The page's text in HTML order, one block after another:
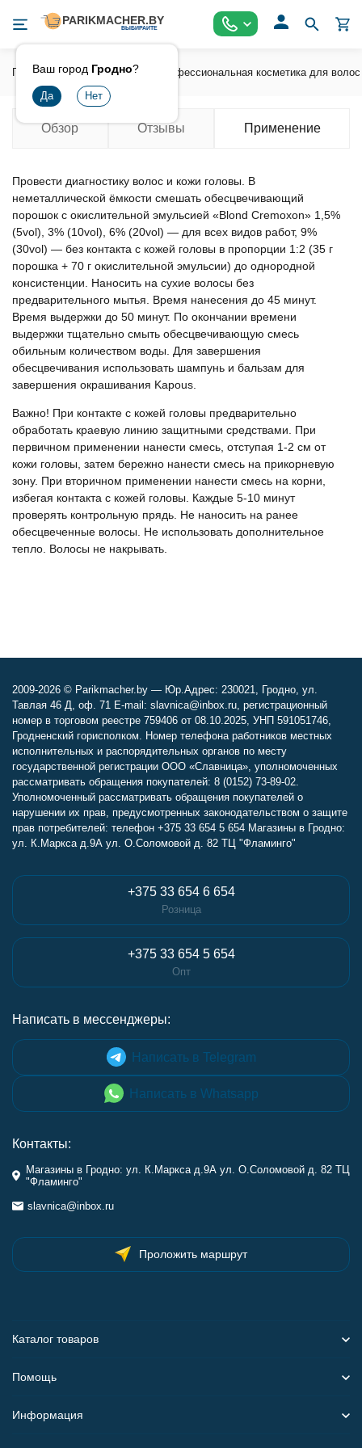
Ваш город Гродно?
Главная Косметика Профессиональная косметика для волос
Обзор Отзывы Применение
Провести диагностику волос и кожи головы. В
неметаллической ёмкости смешать обесцвечивающий
порошок с окислительной эмульсией «Blond Cremoxon» 1,5%
(5vol), 3% (10vol), 6% (20vol) — для всех видов работ, 9%
(30vol) — без контакта с кожей головы в пропорции 1:2 (35 г
порошка + 70 г окислительной эмульсии) до однородной
консистенции. Наносить на сухие волосы без
предварительного мытья. Время нанесения до 45 минут.
Время выдержки до 50 минут. По окончании времени
выдержки тщательно смыть обесцвечивающую смесь
обильным количеством воды. Для завершения
обесцвечивания использовать шампунь и бальзам для
завершения окрашивания Kapous.
Важно! При контакте с кожей головы предварительно
обработать краевую линию защитными средствами. При
первичном применении нанести смесь, отступая 1-2 см от
кожи головы, затем бережно нанести смесь на прикорневую
зону. При вторичном применении нанести смесь на корни,
избегая контакта с кожей головы. Каждые 5-10 минут
проверять контрольную прядь. Не наносить на ранее
обесцвеченные волосы. Не использовать дополнительное
тепло. Волосы не накрывать.
2009-2026 © Parikmacher.by — Юр.Адрес: 230021, Гродно, ул.
Тавлая 46 Д, оф. 71 E-mail: slavnica@inbox.ru, регистрационный
номер в торговом реестре 759406 от 08.10.2025, УНП 591051746,
Гродненский горисполком. Номер телефона работников местных
исполнительных и распорядительных органов по месту
государственной регистрации ООО «Славница», уполномоченных
рассматривать обращения покупателей: 8 (0152) 73-89-02.
Уполномоченный рассматривать обращения покупателей о
нарушении их прав, предусмотренных законодательством о защите
прав потребителей: телефон +375 33 654 5 654 Магазины в Гродно:
ул. К.Маркса д.9А ул. О.Соломовой д. 82 ТЦ "Фламинго"
+375 33 654 6 654
Розница
+375 33 654 5 654
Опт
Написать в мессенджеры:
Написать в Telegram
Написать в Whatsapp
Контакты:
Магазины в Гродно: ул. К.Маркса д.9А ул. О.Соломовой д. 82 ТЦ
"Фламинго"
slavnica@inbox.ru
Проложить маршрут
Каталог товаров
Помощь
Информация